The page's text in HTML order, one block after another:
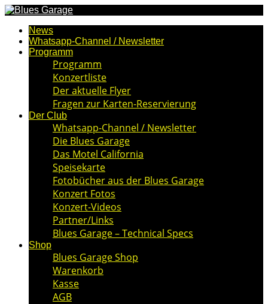
News
Whatsapp-Channel / Newsletter
Programm
Programm
Konzertliste
Der aktuelle Flyer
Fragen zur Karten-Reservierung
Der Club
Whatsapp-Channel / Newsletter
Die Blues Garage
Das Motel California
Speisekarte
Fotobücher aus der Blues Garage
Konzert Fotos
Konzert-Videos
Partner/Links
Blues Garage – Technical Specs
Shop
Blues Garage Shop
Warenkorb
Kasse
AGB